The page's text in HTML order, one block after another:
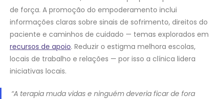
de força. A promoção do empoderamento inclui
informações claras sobre sinais de sofrimento, direitos do
paciente e caminhos de cuidado — temas explorados em
recursos de apoio. Reduzir o estigma melhora escolas,
locais de trabalho e relações — por isso a clínica lidera
iniciativas locais.
“A terapia muda vidas e ninguém deveria ficar de fora